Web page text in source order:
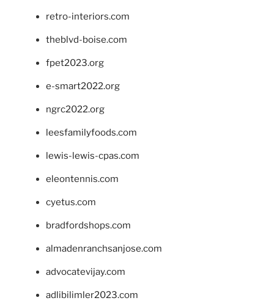
retro-interiors.com
theblvd-boise.com
fpet2023.org
e-smart2022.org
ngrc2022.org
leesfamilyfoods.com
lewis-lewis-cpas.com
eleontennis.com
cyetus.com
bradfordshops.com
almadenranchsanjose.com
advocatevijay.com
adlibilimler2023.com